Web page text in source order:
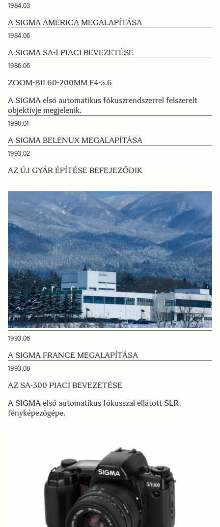
1984.03
A SIGMA AMERICA MEGALAPÍTÁSA
1984.06
A SIGMA SA-1 PIACI BEVEZETÉSE
1986.06
ZOOM-ΒII 60-200MM F4-5.6
A SIGMA első automatikus fókuszrendszerrel felszerelt
objektívje megjelenik.
1990.01
A SIGMA BELENUX MEGALAPÍTÁSA
1993.02
AZ ÚJ GYÁR ÉPÍTÉSE BEFEJEZŐDIK
1993.06
A SIGMA FRANCE MEGALAPÍTÁSA
1993.08
AZ SA-300 PIACI BEVEZETÉSE
A SIGMA első automatikus fókusszal ellátott SLR
fényképezőgépe.